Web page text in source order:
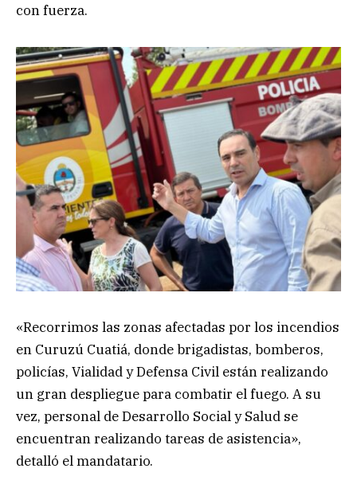
con fuerza.
«Recorrimos las zonas afectadas por los incendios
en Curuzú Cuatiá, donde brigadistas, bomberos,
policías, Vialidad y Defensa Civil están realizando
un gran despliegue para combatir el fuego. A su
vez, personal de Desarrollo Social y Salud se
encuentran realizando tareas de asistencia»,
detalló el mandatario.